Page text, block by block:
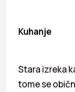
Kuhanje
Stara izreka
tome se